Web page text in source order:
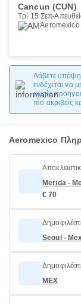
Cancun (CUN)
Τρί 15 Σεπ
Aeromexico
Λάβετε υπόψη
ενδέχεται να
χωρίς
πιο ακριβείς
Aeromexico
Merida -
€ 70
Seoul -
MEX